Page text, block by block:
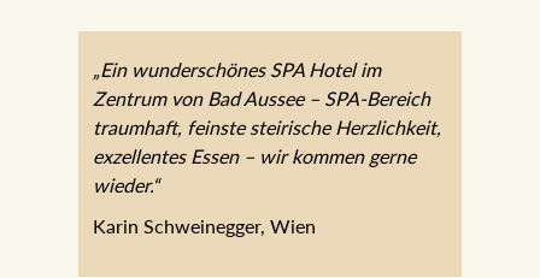
„Ein wunderschönes SPA Hotel im
Zentrum von Bad Aussee – SPA-Bereich
traumhaft, feinste steirische Herzlichkeit,
exzellentes Essen – wir kommen gerne
wieder.“
Karin Schweinegger, Wien